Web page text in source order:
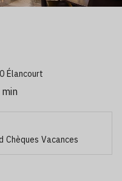
Élancourt
Vacances